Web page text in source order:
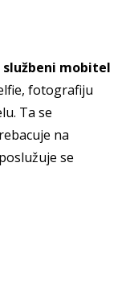
službeni mobitel
fotografiju
Ta se
na
se